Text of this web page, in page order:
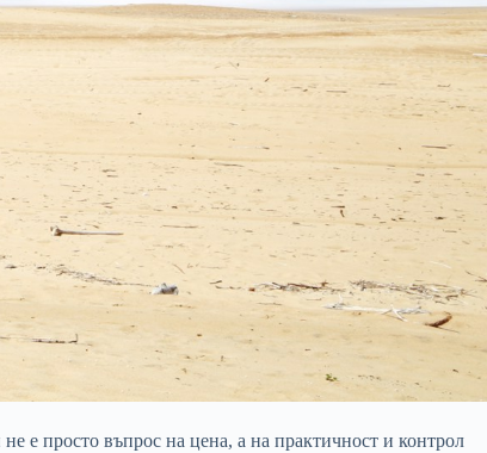
е просто въпрос на цена, а на практичност и контрол